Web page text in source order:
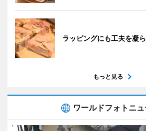
ラッピングにも工夫を凝
もっと見る
ワールドフォトニ